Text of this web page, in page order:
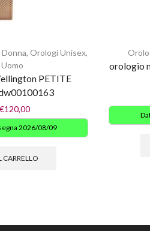
, Orologi Unisex,
PETITE
€120,00
2026/08/09
orologio